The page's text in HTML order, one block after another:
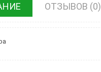
ОТЗЫВОВ (0)